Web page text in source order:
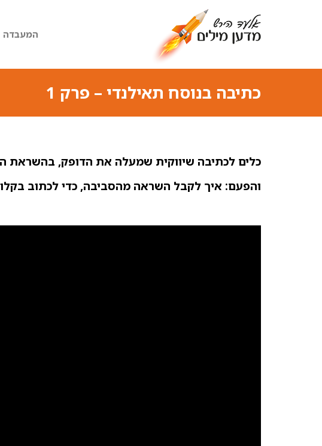
המעבדה
כתיבה בנוסח תאילנדי – פרק 1
כלים לכתיבה שיווקית שמעלה את הדופק, בהשראת
והפעם: איך לקבל השראה מהסביבה, כדי לכתוב